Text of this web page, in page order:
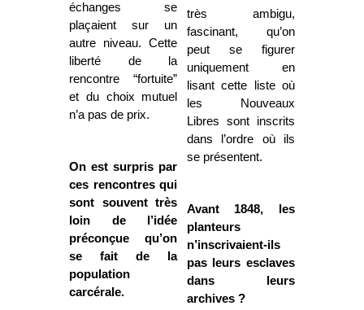
échanges se
plaçaient sur un
autre niveau. Cette
liberté de la
rencontre “fortuite”
et du choix mutuel
n’a pas de prix.
On est surpris par
ces rencontres qui
sont souvent très
loin de l’idée
préconçue qu’on
se fait de la
population
carcérale.
très ambigu,
fascinant, qu’on
peut se figurer
uniquement en
lisant cette liste où
les Nouveaux
Libres sont inscrits
dans l’ordre où ils
se présentent.
Avant 1848, les
planteurs
n’inscrivaient-ils
pas leurs esclaves
dans leurs
archives ?